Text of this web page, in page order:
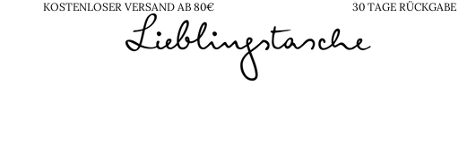
KOSTENLOSER VERSAND AB 80€ 30 TAGE RÜCKGABE